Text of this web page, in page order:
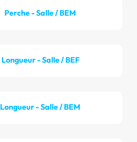
Perche - Salle / BEM
Longueur - Salle / BEF
Longueur - Salle / BEM